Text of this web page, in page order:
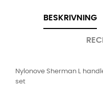
BESKRIVNING
Nylonove Sherman L
set